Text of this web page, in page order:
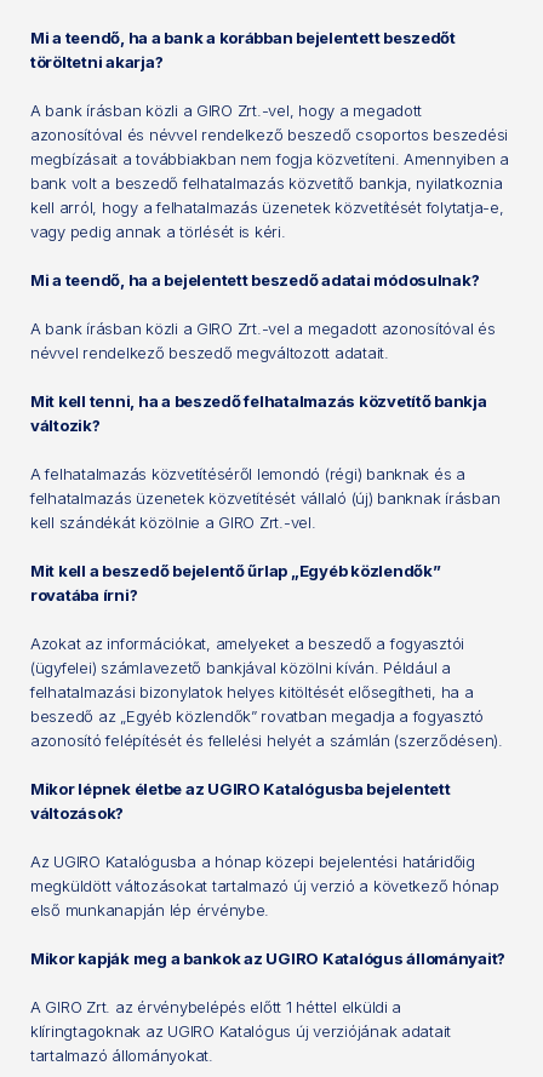
Mi a teendő, ha a bank a korábban bejelentett beszedőt
töröltetni akarja?
A bank írásban közli a GIRO Zrt.-vel, hogy a megadott
azonosítóval és névvel rendelkező beszedő csoportos beszedési
megbízásait a továbbiakban nem fogja közvetíteni. Amennyiben a
bank volt a beszedő felhatalmazás közvetítő bankja, nyilatkoznia
kell arról, hogy a felhatalmazás üzenetek közvetítését folytatja-e,
vagy pedig annak a törlését is kéri.
Mi a teendő, ha a bejelentett beszedő adatai módosulnak?
A bank írásban közli a GIRO Zrt.-vel a megadott azonosítóval és
névvel rendelkező beszedő megváltozott adatait.
Mit kell tenni, ha a beszedő felhatalmazás közvetítő bankja
változik?
A felhatalmazás közvetítéséről lemondó (régi) banknak és a
felhatalmazás üzenetek közvetítését vállaló (új) banknak írásban
kell szándékát közölnie a GIRO Zrt.-vel.
Mit kell a beszedő bejelentő űrlap „Egyéb közlendők”
rovatába írni?
Azokat az információkat, amelyeket a beszedő a fogyasztói
(ügyfelei) számlavezető bankjával közölni kíván. Például a
felhatalmazási bizonylatok helyes kitöltését elősegítheti, ha a
beszedő az „Egyéb közlendők” rovatban megadja a fogyasztó
azonosító felépítését és fellelési helyét a számlán (szerződésen).
Mikor lépnek életbe az UGIRO Katalógusba bejelentett
változások?
Az UGIRO Katalógusba a hónap közepi bejelentési határidőig
megküldött változásokat tartalmazó új verzió a következő hónap
első munkanapján lép érvénybe.
Mikor kapják meg a bankok az UGIRO Katalógus állományait?
A GIRO Zrt. az érvénybelépés előtt 1 héttel elküldi a
klíringtagoknak az UGIRO Katalógus új verziójának adatait
tartalmazó állományokat.